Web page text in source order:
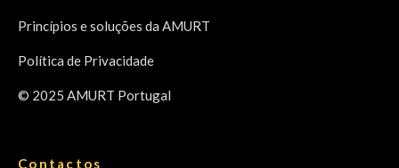
Princípios e soluções da AMURT
Política de Privacidade
© 2025 AMURT Portugal
Contactos